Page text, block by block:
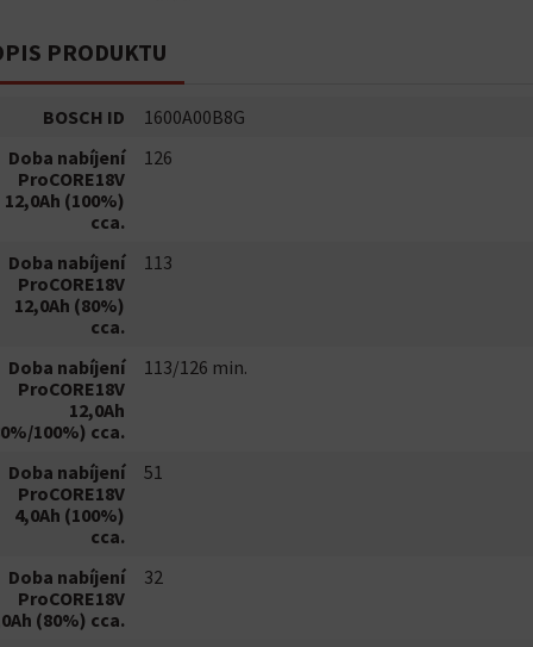
PRODUKTU
BOSCH ID
1600A00B8G
Doba nabíjení
ProCORE18V
12,0Ah (100%)
cca.
126
Doba nabíjení
ProCORE18V
12,0Ah (80%)
cca.
113
Doba nabíjení
ProCORE18V
12,0Ah
100%) cca.
113/126 min.
Doba nabíjení
ProCORE18V
4,0Ah (100%)
cca.
51
Doba nabíjení
ProCORE18V
(80%) cca.
32